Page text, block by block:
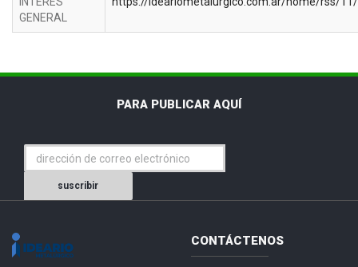
GENERAL
PARA PUBLICAR AQUÍ
suscribir
CONTÁCTENOS